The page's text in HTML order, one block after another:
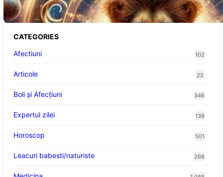
CATEGORIES
Afectiuni
102
Articole 22
Boli și Afecțiuni 346
Expertul zilei 139
Horoscop 501
Leacuri babesti/naturiste 266